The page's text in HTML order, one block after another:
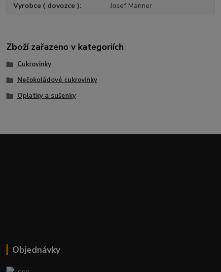
Vyrobce ( dovozce ) Josef Manner
Zboží zařazeno v kategoriích
Cukrovinky
Nečokoládové cukrovinky
Oplatky a sušenky
Objednávky